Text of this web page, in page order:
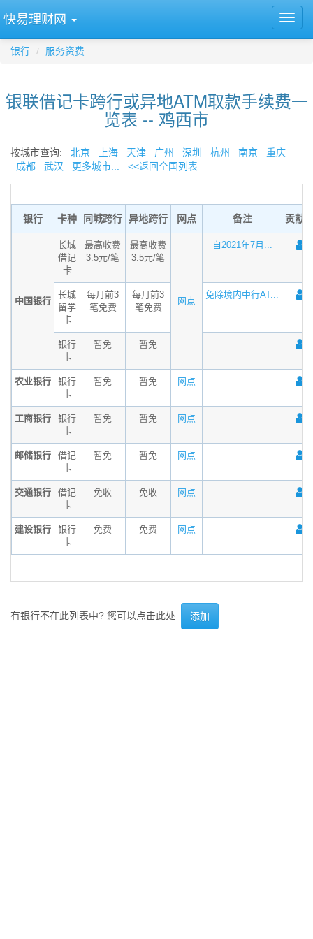
快易理财网
银行 服务资费
银联借记卡跨行或异地ATM取款手续费一
览表 -- 鸡西市
按城市查询: 北京 上海 天津 广州 深圳 杭州 南京
重庆
成都
武汉 更多城市... <<返回全国列表
银行 卡种 同城跨行 异地跨行 网点 备注 贡献
中国银行
长城
借记
卡
最高收费
3.5元/笔
最高收费
3.5元/笔
网点
自2021年7月...
长城
留学
卡
每月前3
笔免费
每月前3
笔免费
免除境内中行AT...
银行
卡
暂免 暂免
农业银行
银行
卡
暂免 暂免 网点
工商银行
银行
卡
暂免 暂免 网点
邮储银行
借记
卡
暂免 暂免 网点
交通银行
借记
卡
免收 免收 网点
建设银行
银行
卡
免费 免费 网点
有银行不在此列表中? 您可以点击此处 添加